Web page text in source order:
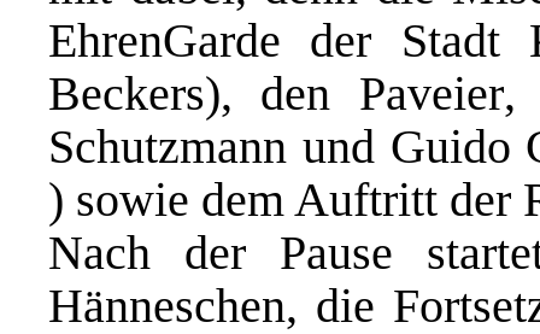
EhrenGarde der Stadt
Beckers), den
Schutzmann und Guido
) sowie dem Auftritt der
Nach der Pause
Hänneschen, die